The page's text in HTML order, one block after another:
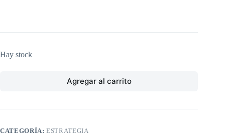
Hay stock
Agregar al carrito
CATEGORÍA:ESTRATEGIA